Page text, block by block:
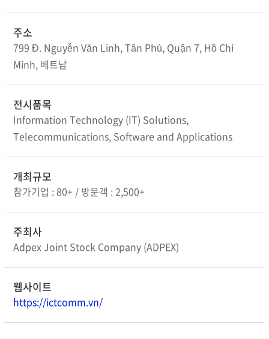
주소
799 Đ. Nguyễn Văn Linh, Tân Phú, Quận 7, Hồ Chí
Minh, 베트남
전시품목
Information Technology (IT) Solutions,
Telecommunications, Software and Applications
개최규모
참가기업 : 80+ / 방문객 : 2,500+
주최사
Adpex Joint Stock Company (ADPEX)
웹사이트
https://ictcomm.vn/